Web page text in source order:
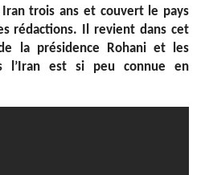
trois ans et couvert le pays
rédactions. Il revient dans cet
la présidence Rohani et les
l’Iran est si peu connue en